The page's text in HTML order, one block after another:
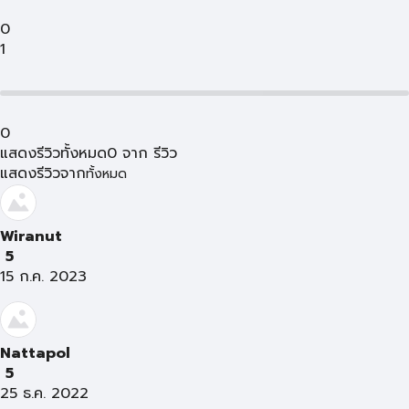
0
1
0
แสดงรีวิวทั้งหมด0 จาก รีวิว
แสดงรีวิวจากทั้งหมด
Wiranut
5
15 ก.ค. 2023
Nattapol
5
25 ธ.ค. 2022